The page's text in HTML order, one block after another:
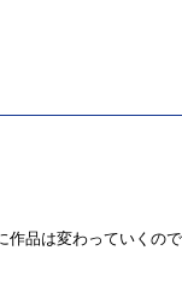
品は変わっていくの